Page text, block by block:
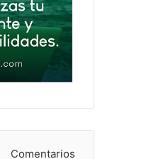
Comentarios